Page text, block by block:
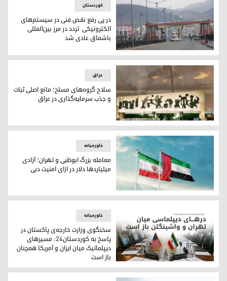
گذرگاه مرزی باشماغ بین اقلیم کوردستان و ایران
کوردستان
در پی رفع نقص فنی در سیستم‌های
الکترونیکی تردد در مرز بین‌المللی
باشماق عادی شد
سلاح گروه‌های مسلح؛ مانع اصلی ثبات و جذب سرمایه‌گذاری در
عراق
سلاح گروه‌های مسلح؛ مانع اصلی ثبات
و جذب سرمایه‌گذاری در عراق
معامله بزرگ ابوظبی و تهران؛ آزادی میلیاردها دلار در ازای
خاورمیانه
معامله بزرگ ابوظبی و تهران؛ آزادی
میلیاردها دلار در ازای امنیت دبی
سخنگوی وزارت خارجه‌ی پاکستان در پاسخ به کوردستان٢٤: مسیر‌های دیپلماتیک میان ایران و آمریکا همچنان باز است
خاورمیانه
سخنگوی وزارت خارجه‌ی پاکستان در
پاسخ به کوردستان٢٤: مسیر‌های
دیپلماتیک میان ایران و آمریکا همچنان
باز است